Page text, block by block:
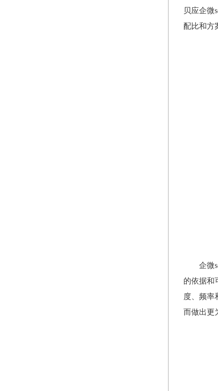
贝应企微
配比和方
企微
的依据和
度、频率
而做出更